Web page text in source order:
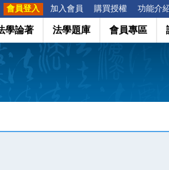
會員登入 加入會員 購買授權 功能介
學論著 法學題庫 會員專區